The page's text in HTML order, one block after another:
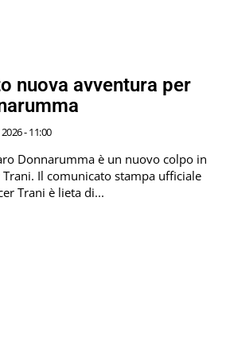
nuova avventura per
- 11:00
Donnarumma è un nuovo colpo in
Trani. Il comunicato stampa ufficiale
Soccer Trani è lieta di...